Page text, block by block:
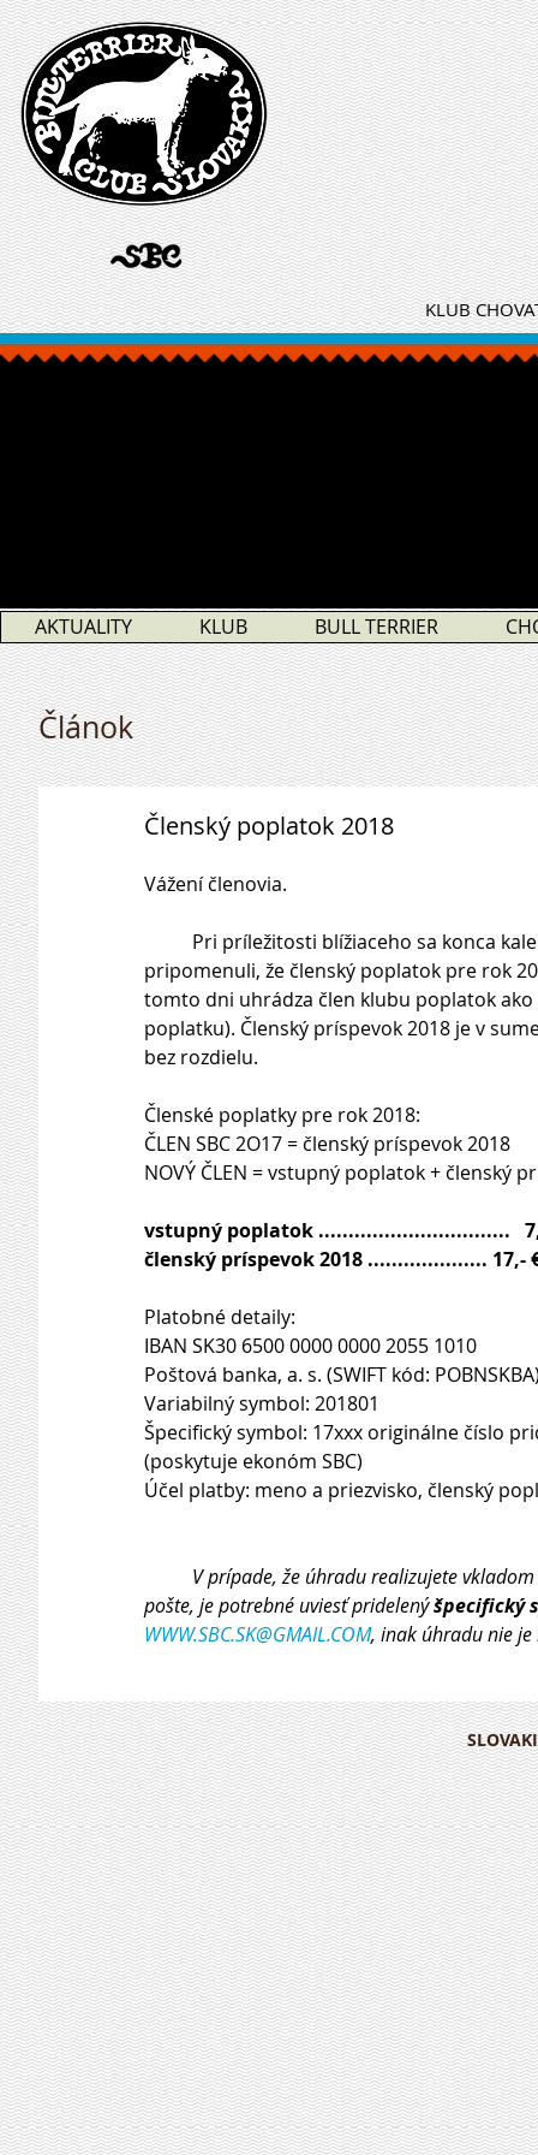
KLUB
AKTUALITY KLUB BULL TERRIER
Článok
Členský poplatok 2018
Vážení členovia.
pripomenuli, že členský poplatok pre rok
tomto dni uhrádza člen klubu poplatok
poplatku). Členský príspevok 2018 je v
bez rozdielu.
Členské poplatky pre rok 2018:
ČLEN SBC 2O17 = členský príspevok 2018
NOVÝ ČLEN = vstupný poplatok + členský
vstupný poplatok ................................
členský príspevok 2018 .................... 17,-
Platobné detaily:
IBAN SK30 6500 0000 0000 2055 1010
Poštová banka, a. s. (SWIFT kód:
Variabilný symbol: 201801
Špecifický symbol: 17xxx originálne číslo
(poskytuje ekonóm SBC)
Účel platby: meno a priezvisko, členský
pošte, je potrebné uviesť pridelený špecifický
WWW.SBC.SK@GMAIL.COM, inak úhradu nie